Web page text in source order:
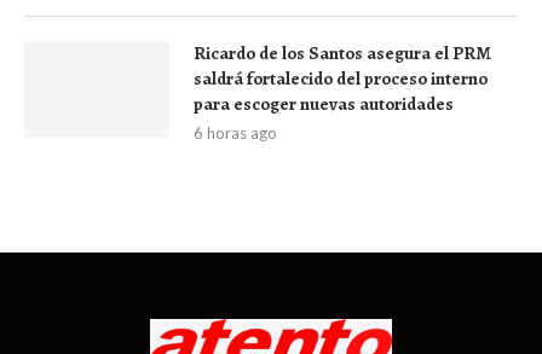
Ricardo de los Santos asegura el PRM
saldrá fortalecido del proceso interno
para escoger nuevas autoridades
6 horas ago